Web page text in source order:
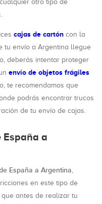
otro tipo de
cajas de cartón con la
tu envío a Argentina llegue
deberás intentar proteger
envío de objetos frágiles
te recomendamos que
podrás encontrar trucos
de tu envío de cajas.
España a
España a Argentina,
en este tipo de
antes de realizar tu